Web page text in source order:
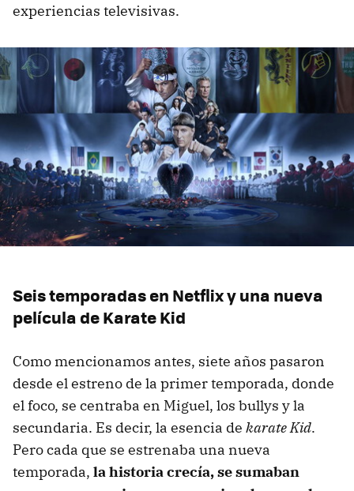
experiencias televisivas.
Seis temporadas en Netflix y una nueva
película de Karate Kid
Como mencionamos antes, siete años pasaron
desde el estreno de la primer temporada, donde
el foco, se centraba en Miguel, los bullys y la
secundaria. Es decir, la esencia de karate Kid.
Pero cada que se estrenaba una nueva
temporada, la historia crecía, se sumaban